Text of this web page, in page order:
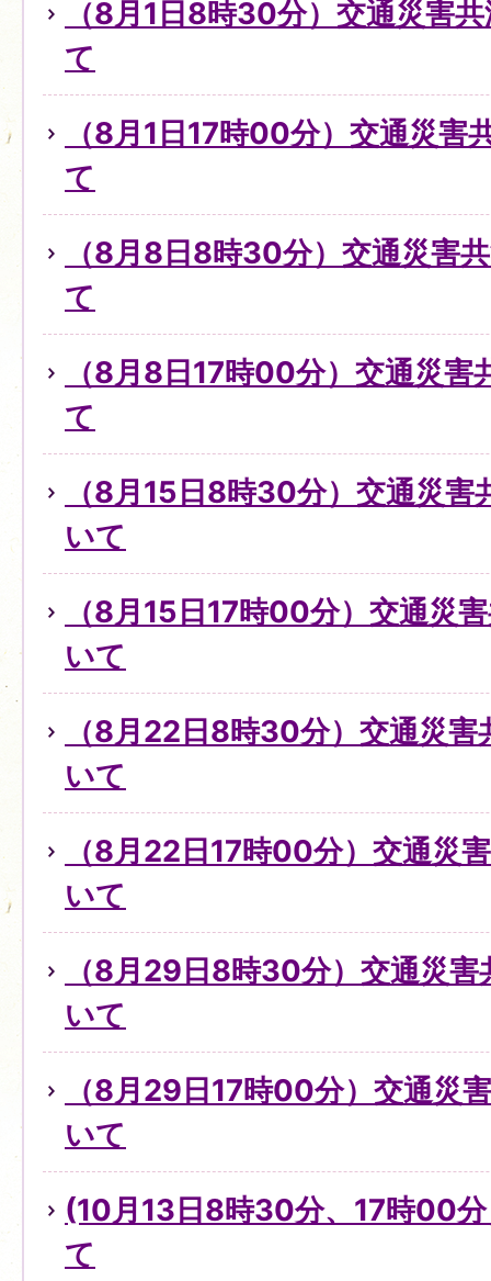
（8月1日8時30分）交通災害
て
（8月1日17時00分）交通災害
て
（8月8日8時30分）交通災害
て
（8月8日17時00分）交通災
て
（8月15日8時30分）交通災害
いて
（8月15日17時00分）交通災
いて
（8月22日8時30分）交通災
いて
（8月22日17時00分）交通災
いて
（8月29日8時30分）交通災
いて
（8月29日17時00分）交通災
いて
(10月13日8時30分、17時00
て